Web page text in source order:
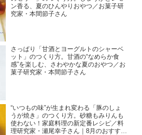
ン香る、夏のひんやりおやつ／お菓子研
究家・本間節子さん
さっぱり「甘酒とヨーグルトのシャーベ
ット」のつくり方。甘酒の“なめらか食
感”を楽しむ、さわやかな夏のおやつ／お
菓子研究家・本間節子さん
“いつもの味”が生まれ変わる「豚のしょ
うが焼き」のつくり方。砂糖もみりんも
使わない！家庭料理の新定番レシピ／料
理研究家・瀬尾幸子さん｜8月のおすすめ